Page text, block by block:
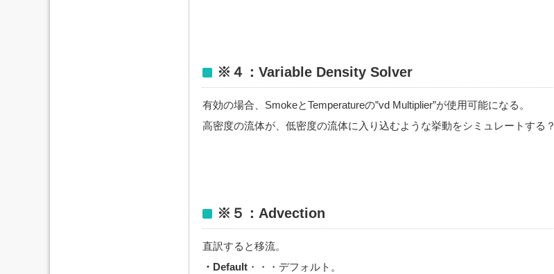
※４：Variable Density Solver
有効の場合、SmokeとTemperatureの”vd Multiplier”が使用可能になる。
高密度の流体が、低密度の流体に入り込むような挙動をシミュレートする？
※５：Advection
直訳すると移流。
・Default ・・・デフォルト。